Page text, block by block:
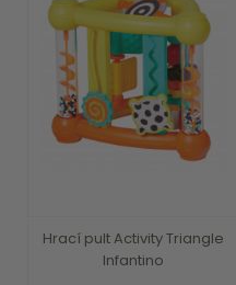
Hrací pult Activity Triangle
Infantino